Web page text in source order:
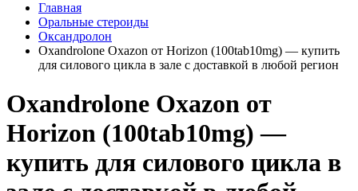
Главная
Оральные стероиды
Оксандролон
Oxandrolone Oxazon от Horizon (100tab10mg) — купить
для силового цикла в зале с доставкой в любой регион
Oxandrolone Oxazon от
Horizon (100tab10mg) —
купить для силового цикла в